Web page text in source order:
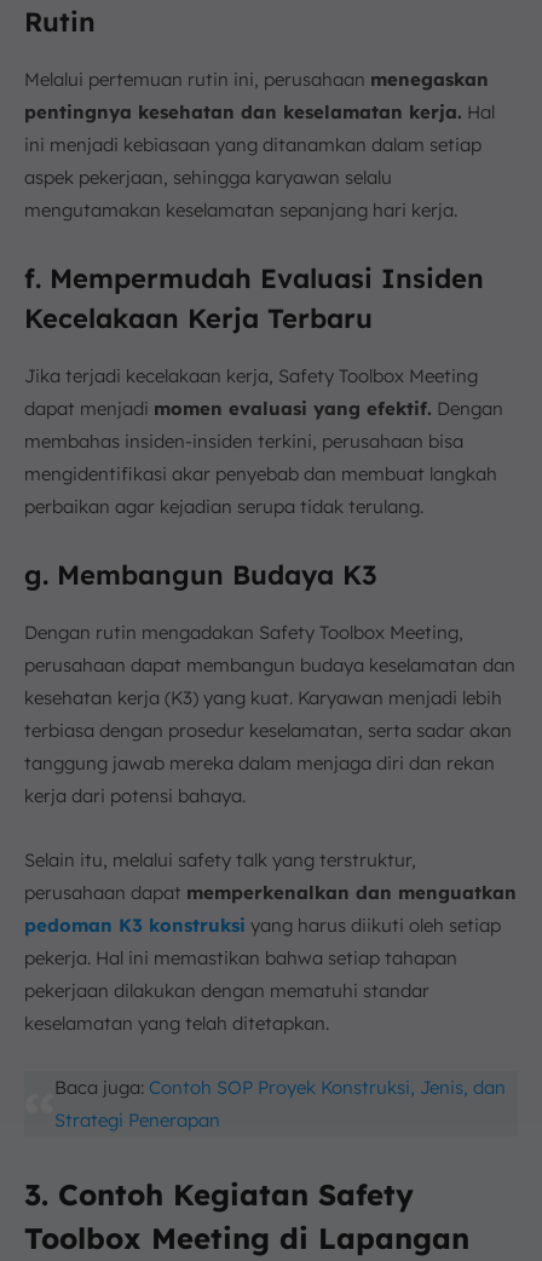
Rutin
Melalui pertemuan rutin ini, perusahaan menegaskan
pentingnya kesehatan dan keselamatan kerja. Hal
ini menjadi kebiasaan yang ditanamkan dalam setiap
aspek pekerjaan, sehingga karyawan selalu
mengutamakan keselamatan sepanjang hari kerja.
f. Mempermudah Evaluasi Insiden
Kecelakaan Kerja Terbaru
Jika terjadi kecelakaan kerja, Safety Toolbox Meeting
dapat menjadi momen evaluasi yang efektif. Dengan
membahas insiden-insiden terkini, perusahaan bisa
mengidentifikasi akar penyebab dan membuat langkah
perbaikan agar kejadian serupa tidak terulang.
g. Membangun Budaya K3
Dengan rutin mengadakan Safety Toolbox Meeting,
perusahaan dapat membangun budaya keselamatan dan
kesehatan kerja (K3) yang kuat. Karyawan menjadi lebih
terbiasa dengan prosedur keselamatan, serta sadar akan
tanggung jawab mereka dalam menjaga diri dan rekan
kerja dari potensi bahaya.
Selain itu, melalui safety talk yang terstruktur,
perusahaan dapat memperkenalkan dan menguatkan
pedoman K3 konstruksi yang harus diikuti oleh setiap
pekerja. Hal ini memastikan bahwa setiap tahapan
pekerjaan dilakukan dengan mematuhi standar
keselamatan yang telah ditetapkan.
Baca juga: Contoh SOP Proyek Konstruksi, Jenis, dan
Strategi Penerapan
3. Contoh Kegiatan Safety
Toolbox Meeting di Lapangan